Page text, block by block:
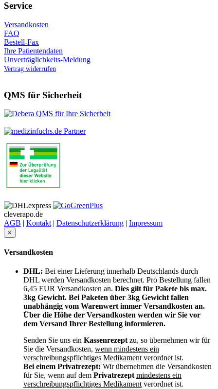
Service
Versandkosten
FAQ
Bestell-Fax
Ihre Patientendaten
Unverträglichkeits-Meldung
Vertrag widerrufen
QMS für Sicherheit
cleverapo.de
AGB | Kontakt | Datenschutzerklärung | Impressum
×
Versandkosten
DHL: Bei einer Lieferung innerhalb Deutschlands durch
DHL werden Versandkosten berechnet. Pro Bestellung fallen
6,45 EUR Versandkosten an. Dies gilt für Pakete bis max.
3kg Gewicht. Bei Paketen über 3kg Gewicht fallen
unabhängig vom Warenwert immer Versandkosten an.
Über die Höhe der Versandkosten werden wir Sie vor
dem Versand Ihrer Bestellung informieren.
Senden Sie uns ein Kassenrezeptzu, so übernehmen wir für
Sie die Versandkosten, wenn mindestens ein
verschreibungspflichtiges Medikamentverordnet ist.
Bei einem Privatrezept: Wir übernehmen die Versandkosten
für Sie, wenn auf dem Privatrezept mindestens ein
verschreibungspflichtiges Medikamentverordnet ist.